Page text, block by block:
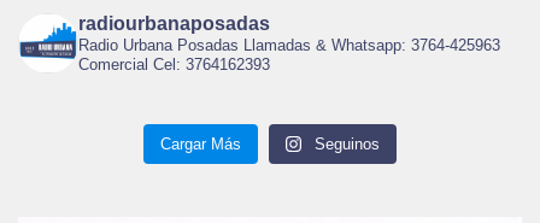
radiourbanaposadas
Radio Urbana Posadas Llamadas & Whatsapp: 3764-425963
Comercial Cel: 3764162393
Cargar Más Seguinos